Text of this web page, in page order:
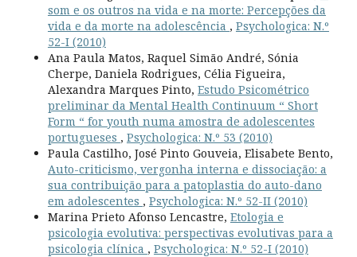
som e os outros na vida e na morte: Percepções da
vida e da morte na adolescência , Psychologica: N.º
52-I (2010)
Ana Paula Matos, Raquel Simão André, Sónia
Cherpe, Daniela Rodrigues, Célia Figueira,
Alexandra Marques Pinto, Estudo Psicométrico
preliminar da Mental Health Continuum “ Short
Form “ for youth numa amostra de adolescentes
portugueses , Psychologica: N.º 53 (2010)
Paula Castilho, José Pinto Gouveia, Elisabete Bento,
Auto-criticismo, vergonha interna e dissociação: a
sua contribuição para a patoplastia do auto-dano
em adolescentes , Psychologica: N.º 52-II (2010)
Marina Prieto Afonso Lencastre, Etologia e
psicologia evolutiva: perspectivas evolutivas para a
psicologia clínica , Psychologica: N.º 52-I (2010)